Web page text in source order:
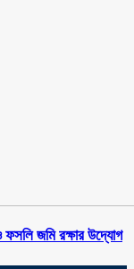
জমি রক্ষার উদ্যোগ